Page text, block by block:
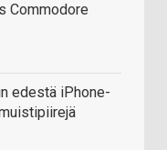
Commodore
edestä iPhone-